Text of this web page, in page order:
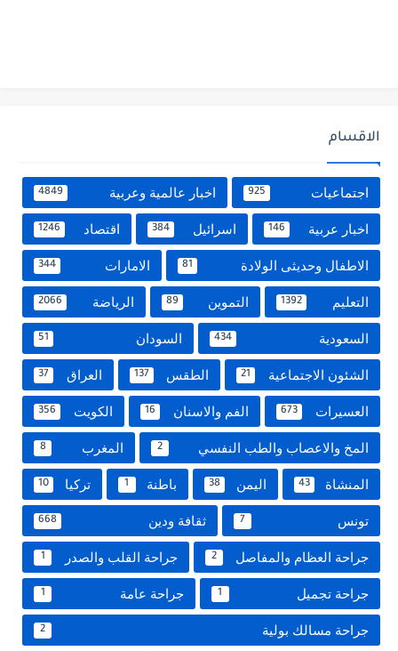
الاقسام
اجتماعيات 925 اخبار عالمية وعربية 4849
اخبار عربية 146 اسرائيل 384 اقتصاد 1246
الاطفال وحديثى الولادة 81 الامارات 344
التعليم 1392 التموين 89 الرياضة 2066
السعودية 434 السودان 51
الشئون الاجتماعية 21 الطقس 137 العراق 37
العسيرات 673 الفم والاسنان 16 الكويت 356
المخ والاعصاب والطب النفسي 2 المغرب 8
المنشاة 43 اليمن 38 باطنة 1 تركيا 10
تونس 7 ثقافة ودين 668
جراحة العظام والمفاصل 2 جراحة القلب والصدر 1
جراحة تجميل 1 جراحة عامة 1
جراحة مسالك بولية 2